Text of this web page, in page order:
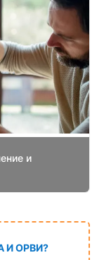
и
И ОРВИ?